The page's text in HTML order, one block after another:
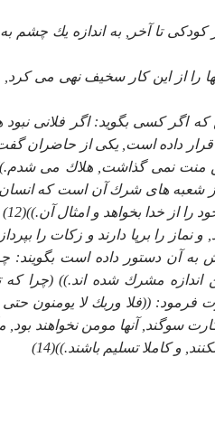
كودكى تا آخر, به اندازه يك چشم
را از اين كار سخيف نهى مى
اگر كسى بگويد: اگر فلانى
داده است, يكى از حاضران
شعبه هاى شرك آن است كه انسان
از خدا بخواهد و امثال آن.))(12)
را برپا دارند و زكات را
به آن دستور داده است بگويند:
اندازه مشرك شده اند.)) (چرا كه
فرمود: ((فلا وربك لا يومنون
فى انفسهم حرجا مما قضيت ويسلموا تسليما))(13) به پروردگارت سوگند, آنها مومن
و كاملا تسليم باشند.))(14)